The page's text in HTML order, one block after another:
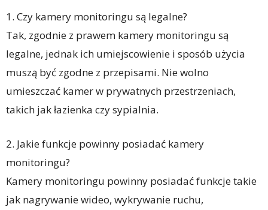
1. Czy kamery monitoringu są legalne?
Tak, zgodnie z prawem kamery monitoringu są
legalne, jednak ich umiejscowienie i sposób użycia
muszą być zgodne z przepisami. Nie wolno
umieszczać kamer w prywatnych przestrzeniach,
takich jak łazienka czy sypialnia.
2. Jakie funkcje powinny posiadać kamery
monitoringu?
Kamery monitoringu powinny posiadać funkcje takie
jak nagrywanie wideo, wykrywanie ruchu,